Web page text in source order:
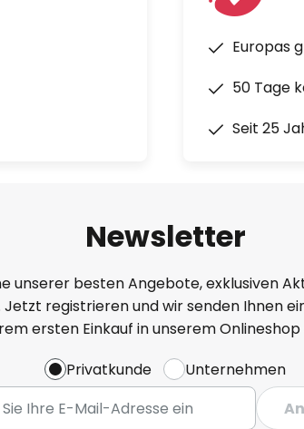
Europas
50 Tage
Seit 25
Newsletter
unserer besten Angebote, exklusiven
registrieren und wir senden Ihnen
ersten Einkauf in unserem
Privatkunde
Unternehmen